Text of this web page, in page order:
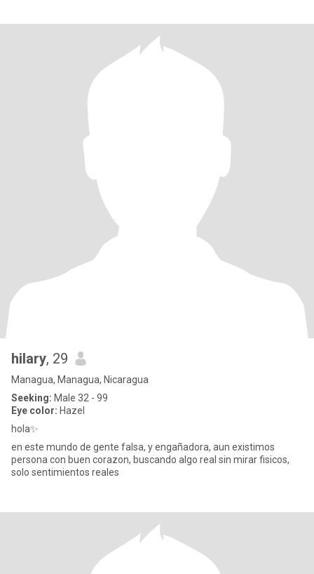
hilary, 29
Managua, Managua, Nicaragua
Seeking: Male 32 - 99
Eye color: Hazel
hola✨️
en este mundo de gente falsa, y engañadora, aun existimos
persona con buen corazon, buscando algo real sin mirar fisicos,
solo sentimientos reales